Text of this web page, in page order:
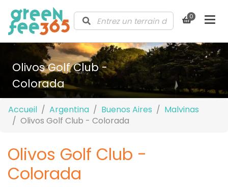
0
Olivos Golf Club -
Colorada
Accueil Argentina Buenos Aires
Malvinas
Olivos Golf Club - Colorada
Olivos Golf Club -
Colorada